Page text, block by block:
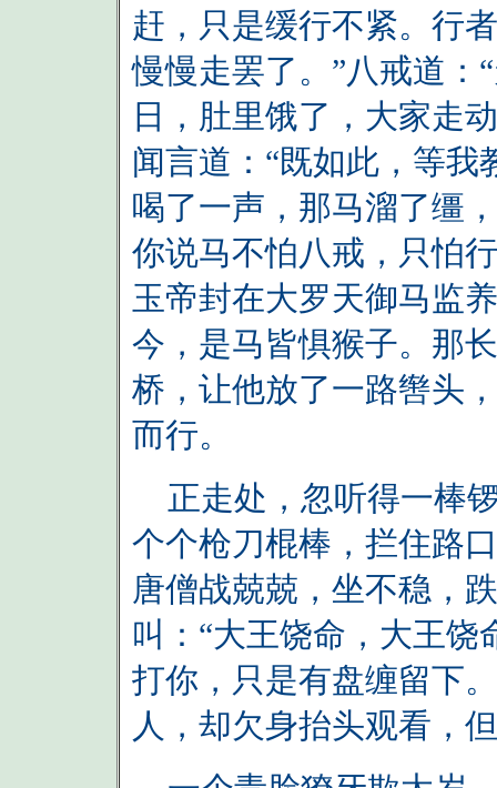
赶，只是缓行不紧。行
慢慢走罢了。”八戒道：
日，肚里饿了，大家走
闻言道：“既如此，等我
喝了一声，那马溜了缰
你说马不怕八戒，只怕
玉帝封在大罗天御马监
今，是马皆惧猴子。那
桥，让他放了一路辔头
而行。
正走处，忽听得一棒
个个枪刀棍棒，拦住路
唐僧战兢兢，坐不稳，
叫：“大王饶命，大王饶
打你，只是有盘缠留下
人，却欠身抬头观看，